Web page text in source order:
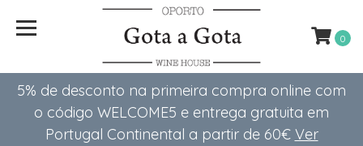
5% de desconto na primeira compra online com
o código WELCOME5 e entrega gratuita em
Portugal Continental a partir de 60€ Ver
0